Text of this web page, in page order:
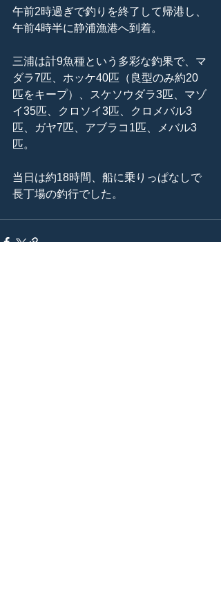
午前2時過ぎで釣りを終了して帰港し、
午前4時半に静浦漁港へ到着。
三浦は計9魚種という多彩な釣果で、マ
ダラ7匹、ホッケ40匹（良型のみ約20
匹をキープ）、スケソウダラ3匹、マゾ
イ35匹、クロソイ3匹、クロメバル3
匹、ガヤ7匹、アブラコ1匹、メバル3
匹。
当日は約18時間、船に乗りっぱなしで
長丁場の釣行でした。